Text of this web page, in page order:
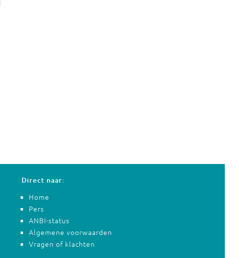
Direct naar:
Home
Pers
ANBI-status
Algemene voorwaarden
Vragen of klachten